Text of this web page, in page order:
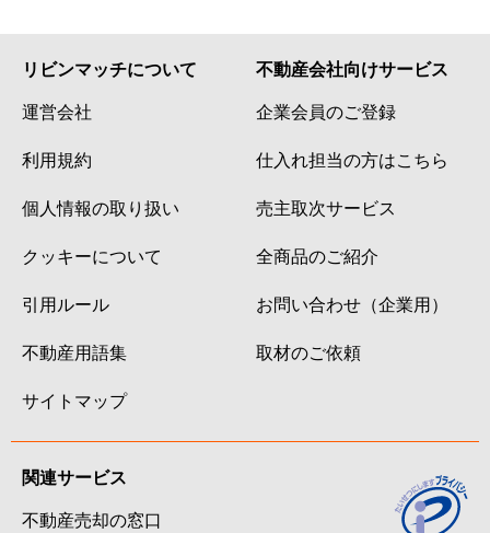
リビンマッチについて
運営会社
利用規約
個人情報の取り扱い
クッキーについて
引用ルール
不動産用語集
サイトマップ
不動産会社向けサービス
企業会員のご登録
仕入れ担当の方はこちら
売主取次サービス
全商品のご紹介
お問い合わせ（企業用）
取材のご依頼
関連サービス
不動産売却の窓口